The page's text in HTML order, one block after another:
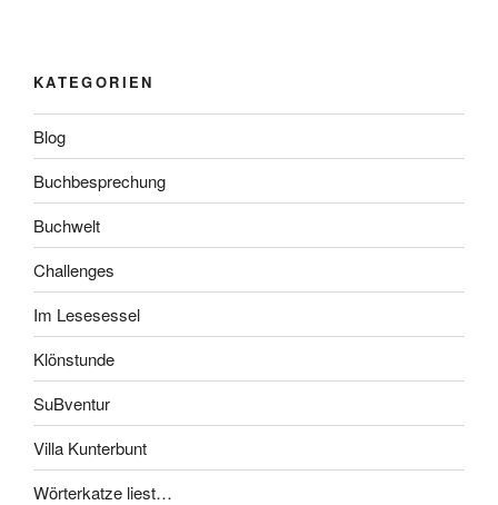
KATEGORIEN
Blog
Buchbesprechung
Buchwelt
Challenges
Im Lesesessel
Klönstunde
SuBventur
Villa Kunterbunt
Wörterkatze liest…